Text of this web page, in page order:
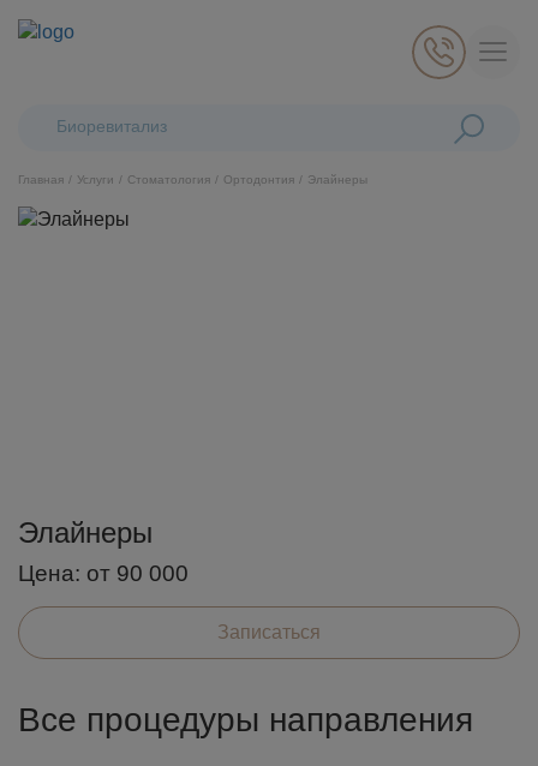
Поиск:Биоревитализация Profh
Главная Услуги Стоматология Ортодонтия Элайнеры
Элайнеры
Цена: от 90 000
Записаться
Все процедуры направления